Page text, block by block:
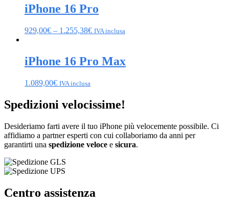
iPhone 16 Pro
929,00€ – 1.255,38€ IVA inclusa
iPhone 16 Pro Max
1.089,00€ IVA inclusa
Spedizioni velocissime!
Desideriamo farti avere il tuo iPhone più velocemente possibile. Ci
affidiamo a partner esperti con cui collaboriamo da anni per
garantirti una spedizione veloce e sicura.
Centro assistenza